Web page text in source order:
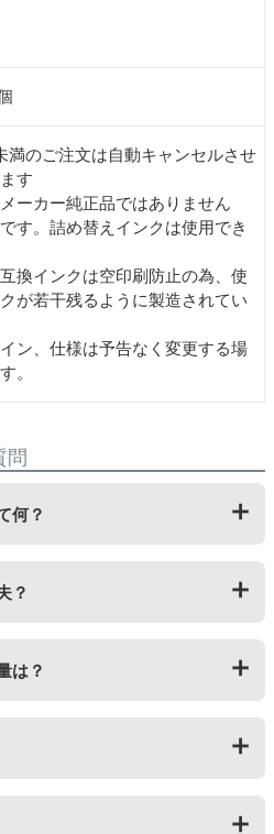
満のご注文は自動キャンセルさせ
す
ーカー純正品ではありません
す。詰め替えインクは使用でき
換インクは空印刷防止の為、使
が若干残るように製造されてい
ン、仕様は予告なく変更する場
。
問
何？
パーティ製や社外品などとも言
低いため純正品よりも安価でご
ます。
？
ターに適合するように作られて
を目的に形状をあえて変更して
使用には問題ございませんので
は？
純正インクと同等量の印刷がで
品より多く入っていても、必ず
多くなるわけではありませ